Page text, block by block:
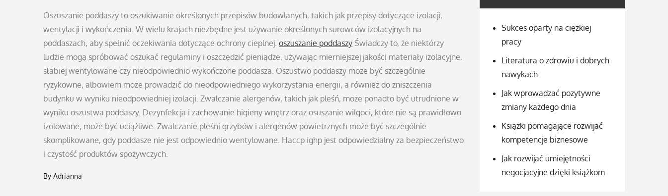
Oszuszanie poddaszy to oszukiwanie określonych przepisów budowlanych, takich jak przepisy dotyczące izolacji,
wentylacji i wykończenia. W wielu krajach niezbędne jest używanie określonych surowców izolacyjnych na
poddaszach, aby spełnić oczekiwania dotyczące ochrony cieplnej. oszuszanie poddaszy Świadczy to, że niektórzy
ludzie mogą spróbować oszukać regulaminy i oszczędzić pieniądze, używając mierniejszej jakości materiały izolacyjne,
słabiej wentylowane czy nieodpowiednio wykończone poddasza. Oszustwo poddaszy może być szczególnie
ryzykowne, albowiem może prowadzić do nieodpowiedniego wykorzystania energii, a również do zniszczenia
budynku w wyniku nieodpowiedniej izolacji. Zwalczanie alergenów, takich jak pleśń, może ponadto być utrudnione w
wyniku oszustwa poddaszy. Dezynfekcja i zachowanie higieny wnętrz oraz osuszanie wilgoci, które nie są prawidłowo
izolowane, może być uciążliwe. Zwalczanie pleśni grzybów i alergenów powietrznych może być szczególnie
skomplikowane, gdy poddasze nie jest odpowiednio wentylowane. Haccp ighp jest odpowiedzialny za bezpieczeństwo
i czystość produktów spożywczych.
By Adrianna
Sukces oparty na ciężkiej
pracy
Literatura o zdrowiu i dobrych
nawykach
Jak wprowadzać pozytywne
zmiany każdego dnia
Książki pomagające rozwijać
kompetencje biznesowe
Jak rozwijać umiejętności
negocjacyjne dzięki książkom